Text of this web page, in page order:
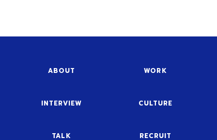
ABOUT WORK
INTERVIEW CULTURE
TALK RECRUIT